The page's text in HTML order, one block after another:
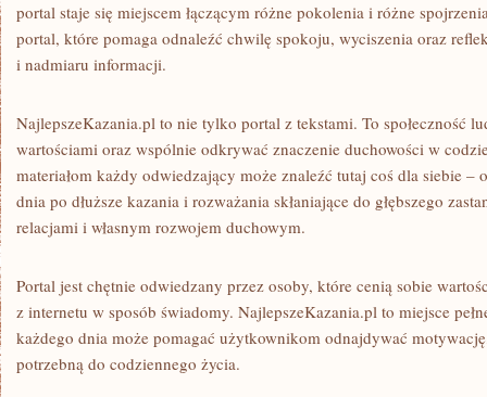
portal staje się miejscem łączącym różne pokolenia i różne
portal, które pomaga odnaleźć chwilę spokoju, wyciszenia oraz
i nadmiaru informacji.
NajlepszeKazania.pl to nie tylko portal z tekstami. To społeczność
wartościami oraz wspólnie odkrywać znaczenie duchowości w
materiałom każdy odwiedzający może znaleźć tutaj coś dla siebie
dnia po dłuższe kazania i rozważania skłaniające do głębszego
relacjami i własnym rozwojem duchowym.
Portal jest chętnie odwiedzany przez osoby, które cenią sobie
z internetu w sposób świadomy. NajlepszeKazania.pl to miejsce
każdego dnia może pomagać użytkownikom odnajdywać
potrzebną do codziennego życia.